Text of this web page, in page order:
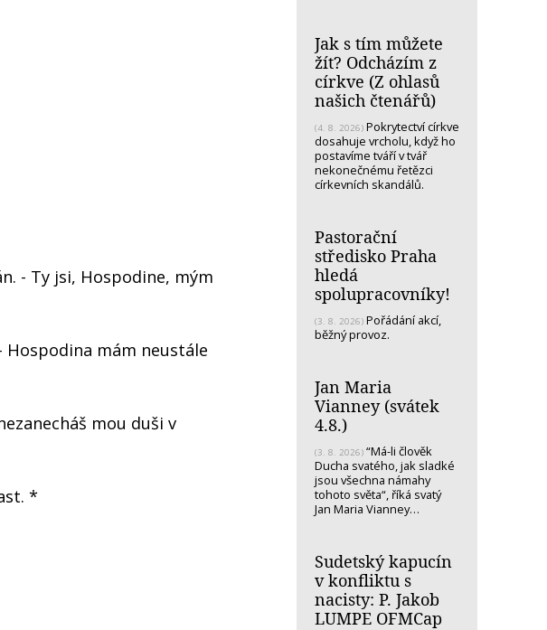
- Ty jsi, Hospodine, mým
mám neustále
mou duši v
*
Jak s tím můžete
žít? Odcházím z
církve (Z ohlasů
našich čtenářů)
(4. 8. 2026) Pokrytectví církve
dosahuje vrcholu, když ho
postavíme tváří v tvář
nekonečnému řetězci
církevních skandálů.
Pastorační
středisko Praha
hledá
spolupracovníky!
(3. 8. 2026) Pořádání akcí,
běžný provoz.
Jan Maria
Vianney (svátek
4.8.)
(3. 8. 2026) “Má-li člověk
Ducha svatého, jak sladké
jsou všechna námahy
tohoto světa“, říká svatý
Jan Maria Vianney…
Sudetský kapucín
v konfliktu s
nacisty: P. Jakob
LUMPE OFMCap